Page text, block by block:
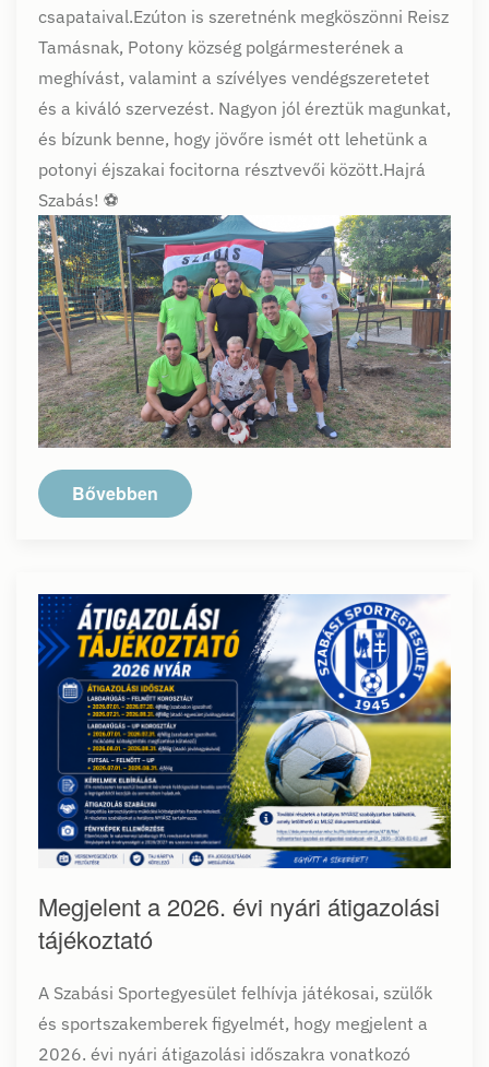
csapataival.Ezúton is szeretnénk megköszönni Reisz
Tamásnak, Potony község polgármesterének a
meghívást, valamint a szívélyes vendégszeretetet
és a kiváló szervezést. Nagyon jól éreztük magunkat,
és bízunk benne, hogy jövőre ismét ott lehetünk a
potonyi éjszakai focitorna résztvevői között.Hajrá
Szabás! ⚽
Bővebben
Megjelent a 2026. évi nyári átigazolási
tájékoztató
A Szabási Sportegyesület felhívja játékosai, szülők
és sportszakemberek figyelmét, hogy megjelent a
2026. évi nyári átigazolási időszakra vonatkozó